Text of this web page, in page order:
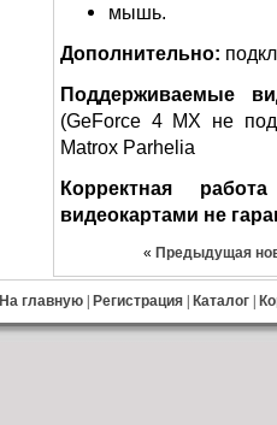
мышь.
Дополнительно:
Поддерживаемые
(GeForce 4 MX не
Matrox Parhelia
Корректная
видеокартами не
« Предыдущая
На главную| Регистрация| Каталог|